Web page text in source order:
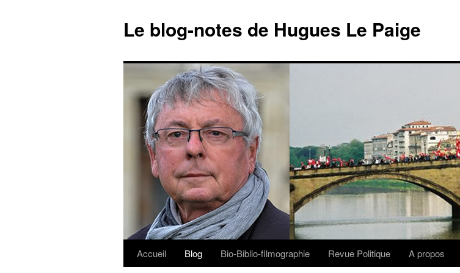
Le blog-notes de Hugues Le Paige
Aller
Accueil Blog Bio-Biblio-filmographie Revue Politique A propos